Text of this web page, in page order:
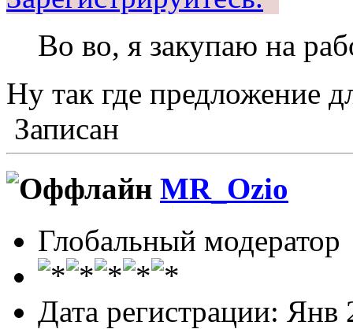
Во во, я закупаю на
Ну так где предложение
Записан
MR_Ozio
Глобальный модератор
Дата регистрации: Янв